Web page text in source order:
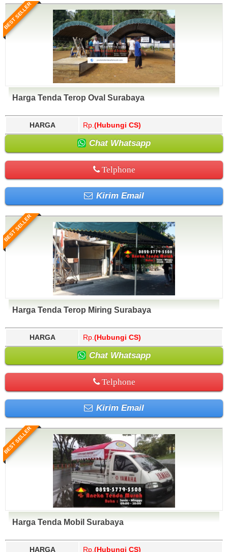
BEST SELLER
Harga Tenda Terop Oval Surabaya
HARGA Rp. (Hubungi CS)
Chat Whatsapp
Telphone
Kirim Email
BEST SELLER
Harga Tenda Terop Miring Surabaya
HARGA Rp. (Hubungi CS)
Chat Whatsapp
Telphone
Kirim Email
BEST SELLER
Harga Tenda Mobil Surabaya
HARGA Rp. (Hubungi CS)